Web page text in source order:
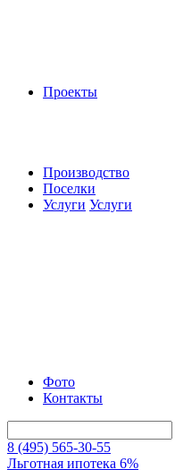
Проекты
Производство
Поселки
Услуги Услуги
Фото
Контакты
8 (495) 565-30-55
Льготная ипотека 6%